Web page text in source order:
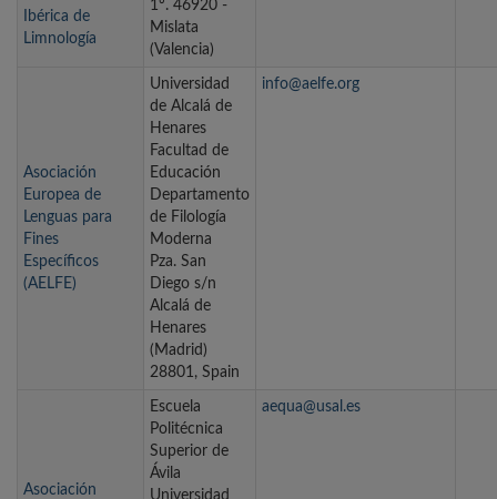
Ibérica de
Limnología
1º. 46920 -
Mislata
(Valencia)
Asociación
Europea de
Lenguas para
Fines
Específicos
(AELFE)
Universidad
de Alcalá de
Henares
Facultad de
Educación
Departamento
de Filología
Moderna
Pza. San
Diego s/n
Alcalá de
Henares
(Madrid)
28801, Spain
info@aelfe.org
Asociación
Escuela
Politécnica
Superior de
Ávila
aequa@usal.es